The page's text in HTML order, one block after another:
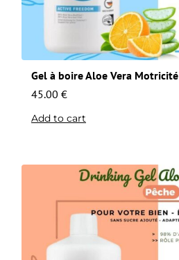
Gel à boire Aloe Vera Motricité
45.00 €
Add to cart